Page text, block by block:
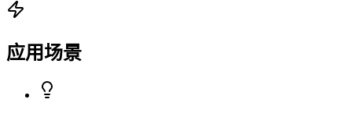
应用场景